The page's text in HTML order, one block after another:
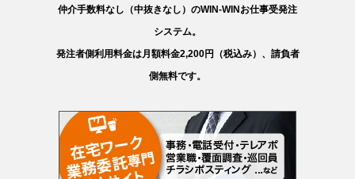
仲介手数料なし（中抜きなし）のWIN-WINお仕事受発注
システム。
発注者側利用料金は月額料金2,200円（税込み）、請負者
側無料です。